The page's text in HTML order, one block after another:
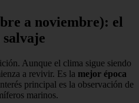
a noviembre): el
Aunque el clima sigue siendo
a revivir. Es la mejor época
principal es la observación de
marinos.